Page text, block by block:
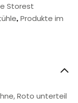
Storest
, Produkte im
Roto unterteil